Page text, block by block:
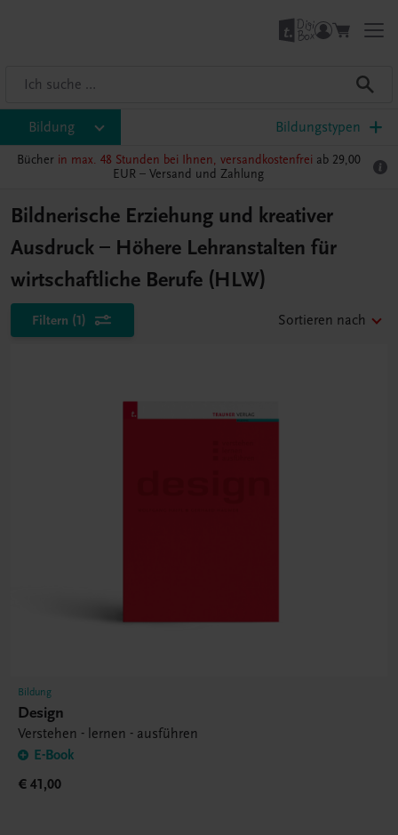
Bildung Bildungstypen
Bücher in max. 48 Stunden bei Ihnen, versandkostenfrei ab 29,00
EUR – Versand und Zahlung
Bildnerische Erziehung und kreativer
Ausdruck – Höhere Lehranstalten für
wirtschaftliche Berufe (HLW)
Filtern (1) Sortieren nach
Bildung
Design
Verstehen - lernen - ausführen
E-Book
€ 41,00